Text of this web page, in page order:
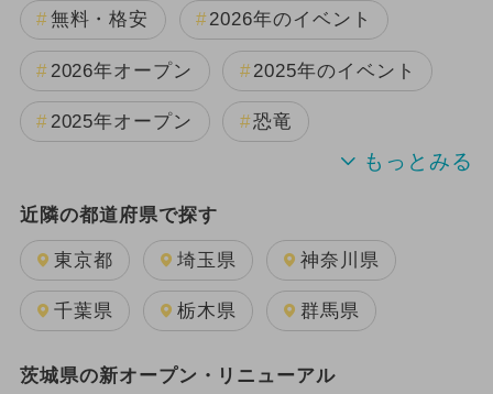
無料・格安 2026年のイベント
2026年オープン 2025年のイベント
2025年オープン 恐竜
週末イベント関東パック
2024年のイベント 夏休み
2025年11月のイベント
近隣の都道府県で探す
東京都 埼玉県 神奈川県
千葉県 栃木県 群馬県
茨城県の新オープン・リニューアル